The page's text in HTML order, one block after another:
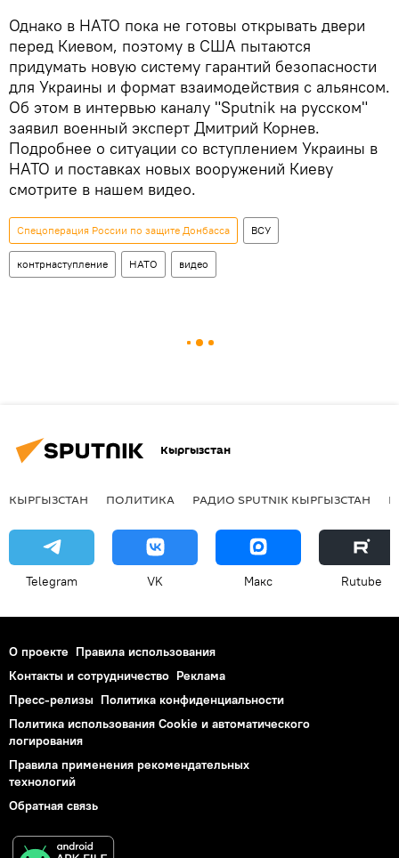
Однако в НАТО пока не готовы открывать двери
перед Киевом, поэтому в США пытаются
придумать новую систему гарантий безопасности
для Украины и формат взаимодействия с альянсом.
Об этом в интервью каналу "Sputnik на русском"
заявил военный эксперт Дмитрий Корнев.
Подробнее о ситуации со вступлением Украины в
НАТО и поставках новых вооружений Киеву
смотрите в нашем видео.
Спецоперация России по защите Донбасса ВСУ
контрнаступление НАТО видео
Кыргызстан
КЫРГЫЗСТАН ПОЛИТИКА РАДИО SPUTNIK КЫРГЫЗСТАН
Telegram VK Макс Rutube
О проекте Правила использования
Контакты и сотрудничество Реклама
Пресс-релизы Политика конфиденциальности
Политика использования Cookie и автоматического
логирования
Правила применения рекомендательных
технологий
Обратная связь